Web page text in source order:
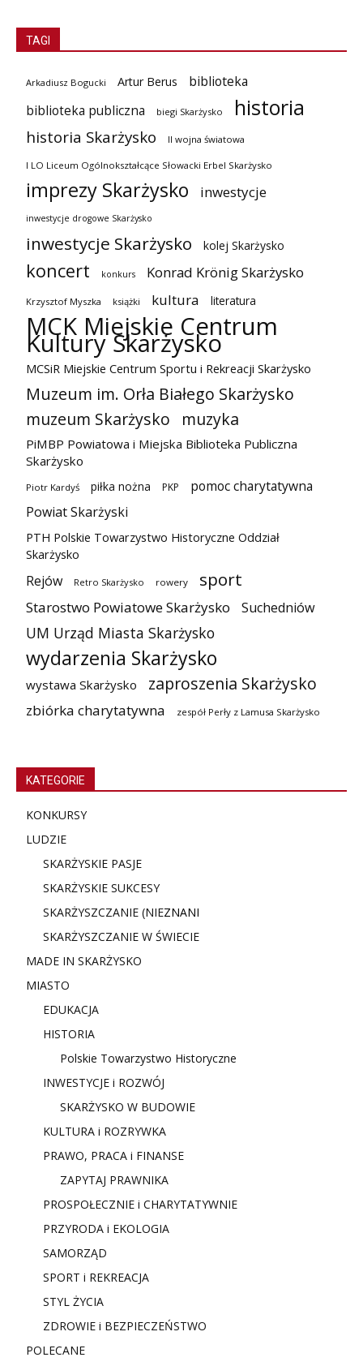
TAGI
Arkadiusz Bogucki Artur Berus
biblioteka
biblioteka publiczna
biegi Skarżysko historia
historia Skarżysko II wojna światowa
I LO Liceum Ogólnokształcące Słowacki Erbel Skarżysko
imprezy Skarżysko inwestycje
inwestycje drogowe Skarżysko
inwestycje Skarżysko kolej Skarżysko
koncert konkurs Konrad Krönig Skarżysko
Krzysztof Myszka książki kultura literatura
MCK Miejskie Centrum
Kultury Skarżysko
MCSiR Miejskie Centrum Sportu i Rekreacji Skarżysko
Muzeum im. Orła Białego Skarżysko
muzeum Skarżysko
muzyka
PiMBP Powiatowa i Miejska Biblioteka Publiczna
Skarżysko
Piotr Kardyś piłka nożna PKP
pomoc charytatywna
Powiat Skarżyski
PTH Polskie Towarzystwo Historyczne Oddział
Skarżysko
Rejów Retro Skarżysko rowery sport
Starostwo Powiatowe Skarżysko Suchedniów
UM Urząd Miasta Skarżysko
wydarzenia Skarżysko
wystawa Skarżysko zaproszenia Skarżysko
zbiórka charytatywna zespół Perły z Lamusa Skarżysko
KATEGORIE
KONKURSY
LUDZIE
SKARŻYSKIE PASJE
SKARŻYSKIE SUKCESY
SKARŻYSZCZANIE (NIEZNANI
SKARŻYSZCZANIE W ŚWIECIE
MADE IN SKARŻYSKO
MIASTO
EDUKACJA
HISTORIA
Polskie Towarzystwo Historyczne
INWESTYCJE i ROZWÓJ
SKARŻYSKO W BUDOWIE
KULTURA i ROZRYWKA
PRAWO, PRACA i FINANSE
ZAPYTAJ PRAWNIKA
PROSPOŁECZNIE i CHARYTATYWNIE
PRZYRODA i EKOLOGIA
SAMORZĄD
SPORT i REKREACJA
STYL ŻYCIA
ZDROWIE i BEZPIECZEŃSTWO
POLECANE